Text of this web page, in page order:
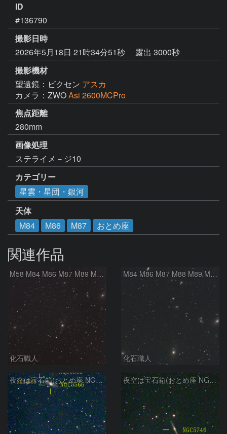
ID
#136790
撮影日時
2026年5月18日 21時34分51秒
露出 3000秒
撮影機材
望遠鏡：ビクセン アスカ
カメラ：ZWOAsi 2600MCPro
焦点距離
280mm
画像処理
ステライメ－ジ10
カテゴリー
星雲・星団・銀河
天体
M84
M86 M87 おとめ座
関連作品
M58 M84 M86 M87 M89 M90 マルカリアンの銀河鎖 おとめ座 かみのけ座
化石職人
M84 M86 M87 M88 M89 M90 M91 マルカリアンの銀河鎖 おとめ座 かみのけ座
化石職人
夜空は宝石箱(おとめ座 NGC5566) Seestar50 夜空は宝石箱(おとめ座 NGC5746) Seestar50